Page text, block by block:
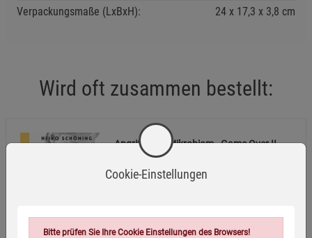
Verpackungsmaße (LxBxH):
24 17,3 3,8 cm
Wird oft zusammen bestellt:
Angriff aufs Mikrobiom - Game Over II
29,50 €
Cookie-Einstellungen
Bitte prüfen Sie Ihre Cookie Einstellungen des Browsers!